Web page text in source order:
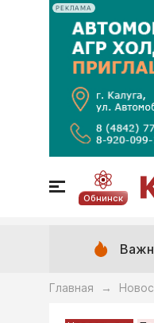
РЕКЛАМА
Обнинск
Главная →